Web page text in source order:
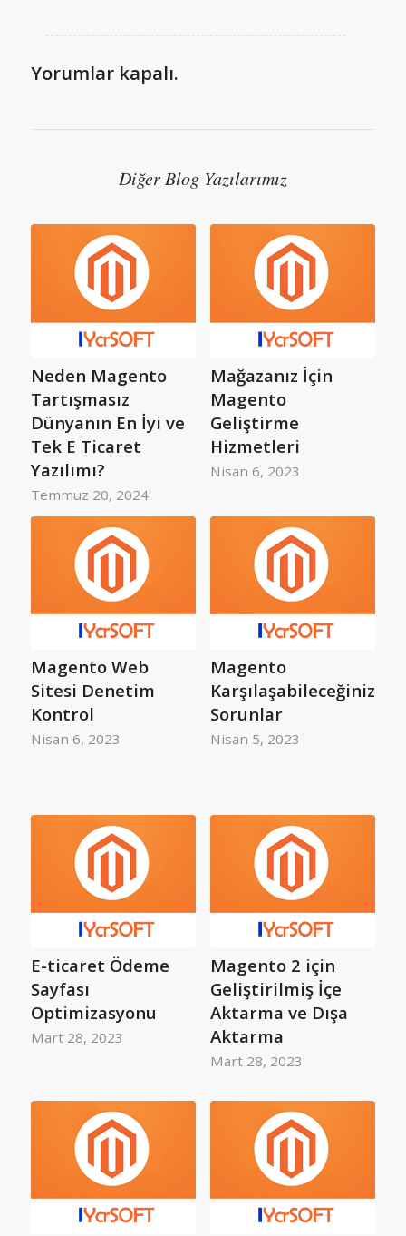
Yorumlar kapalı.
Diğer Blog Yazılarımız
Neden Magento
Tartışmasız
Dünyanın En İyi ve
Tek E Ticaret
Yazılımı?
Temmuz 20, 2024
Mağazanız İçin
Magento
Geliştirme
Hizmetleri
Nisan 6, 2023
Magento Web
Sitesi Denetim
Kontrol
Nisan 6, 2023
Magento
Karşılaşabileceğiniz
Sorunlar
Nisan 5, 2023
E-ticaret Ödeme
Sayfası
Optimizasyonu
Mart 28, 2023
Magento 2 için
Geliştirilmiş İçe
Aktarma ve Dışa
Aktarma
Mart 28, 2023